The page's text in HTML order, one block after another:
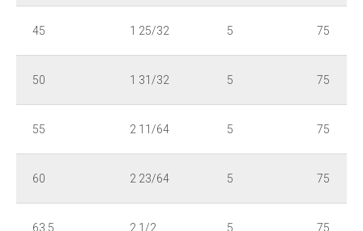
45 1 25/32 5 75
50 1 31/32 5 75
55 2 11/64 5 75
60 2 23/64 5 75
63.5 2 1/2 5 75